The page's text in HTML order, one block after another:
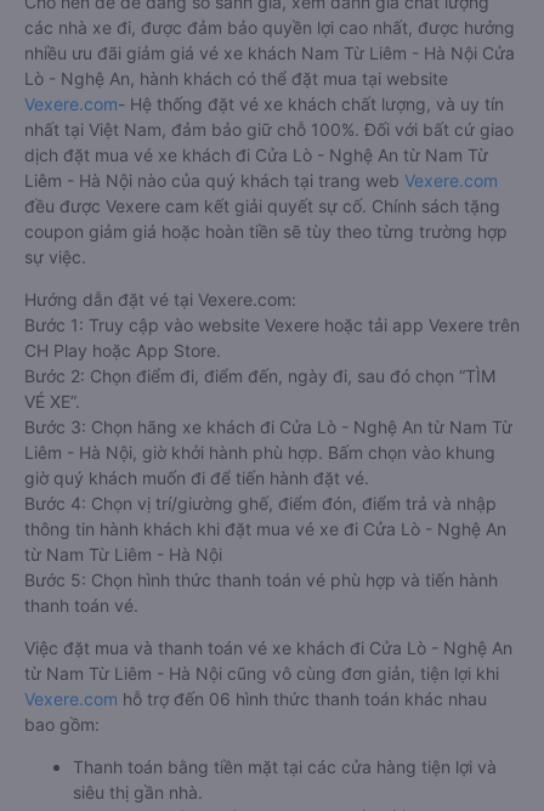
các nhà xe đi, được đảm bảo quyền lợi cao nhất, được hưởng
nhiều ưu đãi giảm giá vé xe khách Nam Từ Liêm - Hà Nội Cửa
Lò - Nghệ An, hành khách có thể đặt mua tại website
Vexere.com- Hệ thống đặt vé xe khách chất lượng, và uy tín
nhất tại Việt Nam, đảm bảo giữ chỗ 100%. Đối với bất cứ giao
dịch đặt mua vé xe khách đi Cửa Lò - Nghệ An từ Nam Từ
Liêm - Hà Nội nào của quý khách tại trang web Vexere.com
đều được Vexere cam kết giải quyết sự cố. Chính sách tặng
coupon giảm giá hoặc hoàn tiền sẽ tùy theo từng trường hợp
sự việc.
Hướng dẫn đặt vé tại Vexere.com:
Bước 1: Truy cập vào website Vexere hoặc tải app Vexere trên
CH Play hoặc App Store.
Bước 2: Chọn điểm đi, điểm đến, ngày đi, sau đó chọn “TÌM
VÉ XE”.
Bước 3: Chọn hãng xe khách đi Cửa Lò - Nghệ An từ Nam Từ
Liêm - Hà Nội, giờ khởi hành phù hợp. Bấm chọn vào khung
giờ quý khách muốn đi để tiến hành đặt vé.
Bước 4: Chọn vị trí/giường ghế, điểm đón, điểm trả và nhập
thông tin hành khách khi đặt mua vé xe đi Cửa Lò - Nghệ An
từ Nam Từ Liêm - Hà Nội
Bước 5: Chọn hình thức thanh toán vé phù hợp và tiến hành
thanh toán vé.
Việc đặt mua và thanh toán vé xe khách đi Cửa Lò - Nghệ An
từ Nam Từ Liêm - Hà Nội cũng vô cùng đơn giản, tiện lợi khi
Vexere.com hỗ trợ đến 06 hình thức thanh toán khác nhau
bao gồm:
Thanh toán bằng tiền mặt tại các cửa hàng tiện lợi và
siêu thị gần nhà.